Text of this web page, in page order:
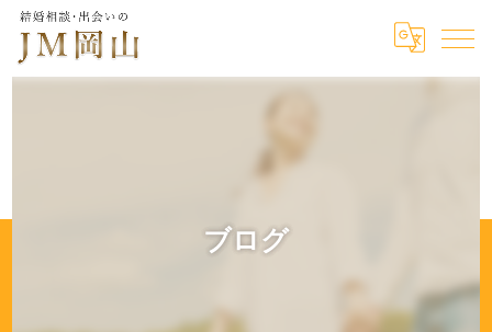
ブログ